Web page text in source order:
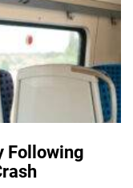
Following